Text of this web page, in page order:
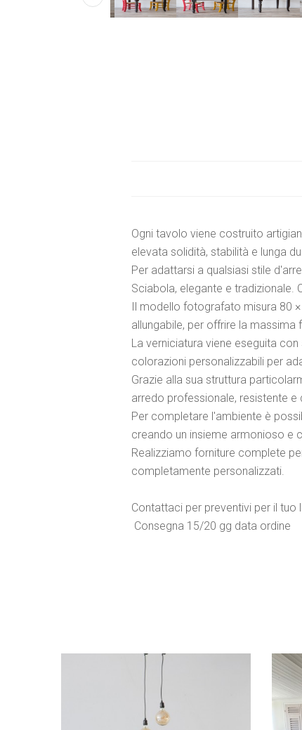
Ogni tavolo viene costruito
elevata solidità, stabilità e lunga
Per adattarsi a qualsiasi stile
Sciabola, elegante e tradizionale.
Il modello fotografato misura 80
allungabile, per offrire la massima
La verniciatura viene eseguita
colorazioni personalizzabili per
Grazie alla sua struttura
arredo professionale, resistente
Per completare l'ambiente è
creando un insieme armonioso e
Realizziamo forniture complete
completamente personalizzati.
Contattaci per preventivi per il
Consegna 15/20 gg data ordine